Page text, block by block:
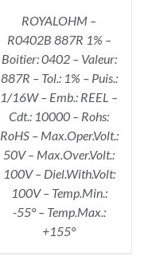
ROYALOHM –
R0402B 887R 1% –
Boitier: 0402 – Valeur:
887R – Tol.: 1% – Puis.:
1/16W – Emb.: REEL –
Cdt.: 10000 – Rohs:
RoHS – Max.Oper.Volt.:
50V – Max.Over.Volt.:
100V – Diel.With.Volt:
100V – Temp.Min.:
-55° – Temp.Max.:
+155°